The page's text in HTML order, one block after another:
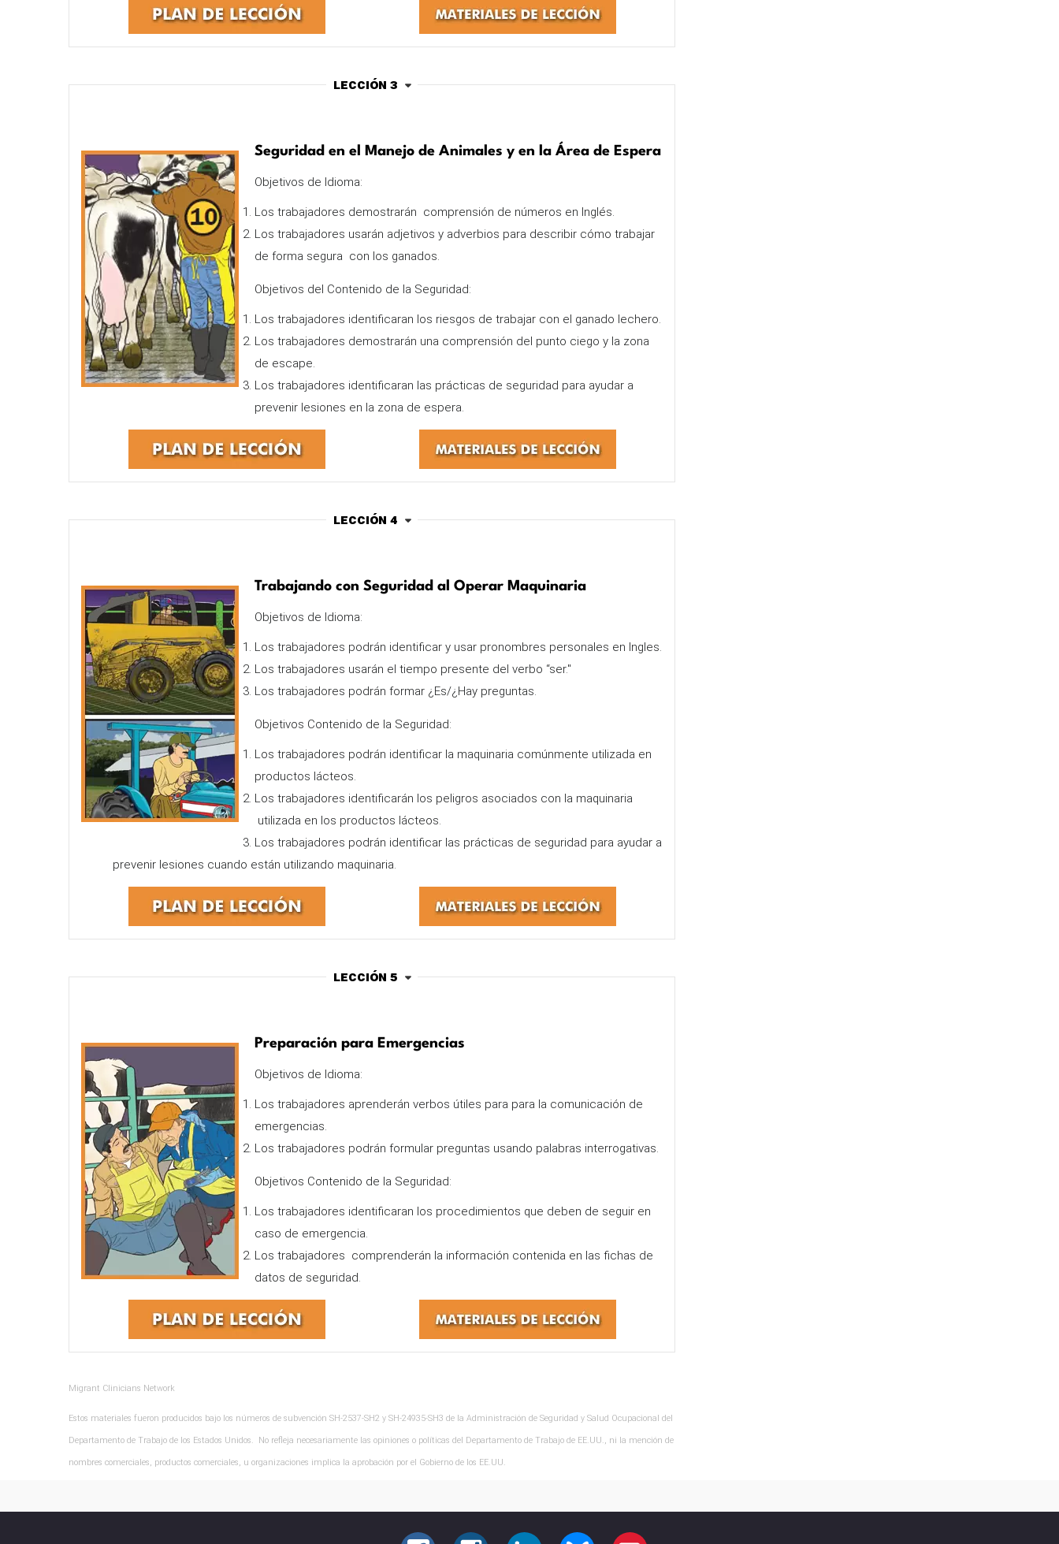
Lección 3
Seguridad en el Manejo de Animales y en la Área de Espera
Objetivos de Idioma:
Los trabajadores demostrarán comprensión de números en Inglés.
Los trabajadores usarán adjetivos y adverbios para describir cómo trabajar
de forma segura con los ganados.
Objetivos del Contenido de la Seguridad:
Los trabajadores identificaran los riesgos de trabajar con el ganado lechero.
Los trabajadores demostrarán una comprensión del punto ciego y la zona
de escape.
Los trabajadores identificaran las prácticas de seguridad para ayudar a
prevenir lesiones en la zona de espera.
Lección 4
Trabajando con Seguridad al Operar Maquinaria
Objetivos de Idioma:
Los trabajadores podrán identificar y usar pronombres personales en Ingles.
Los trabajadores usarán el tiempo presente del verbo “ser."
Los trabajadores podrán formar ¿Es/¿Hay preguntas.
Objetivos Contenido de la Seguridad:
Los trabajadores podrán identificar la maquinaria comúnmente utilizada en
productos lácteos.
Los trabajadores identificarán los peligros asociados con la maquinaria
utilizada en los productos lácteos.
Los trabajadores podrán identificar las prácticas de seguridad para ayudar a
prevenir lesiones cuando están utilizando maquinaria.
Lección 5
Preparación para Emergencias
Objetivos de Idioma:
Los trabajadores aprenderán verbos útiles para para la comunicación de
emergencias.
Los trabajadores podrán formular preguntas usando palabras interrogativas.
Objetivos Contenido de la Seguridad:
Los trabajadores identificaran los procedimientos que deben de seguir en
caso de emergencia.
Los trabajadores comprenderán la información contenida en las fichas de
datos de seguridad.
Migrant Clinicians Network
Estos materiales fueron producidos bajo los números de subvención SH-2537-SH2 y SH-24935-SH3 de la Administración de Seguridad y Salud Ocupacional del
Departamento de Trabajo de los Estados Unidos. No refleja necesariamente las opiniones o políticas del Departamento de Trabajo de EE.UU., ni la mención de
nombres comerciales, productos comerciales, u organizaciones implica la aprobación por el Gobierno de los EE.UU.